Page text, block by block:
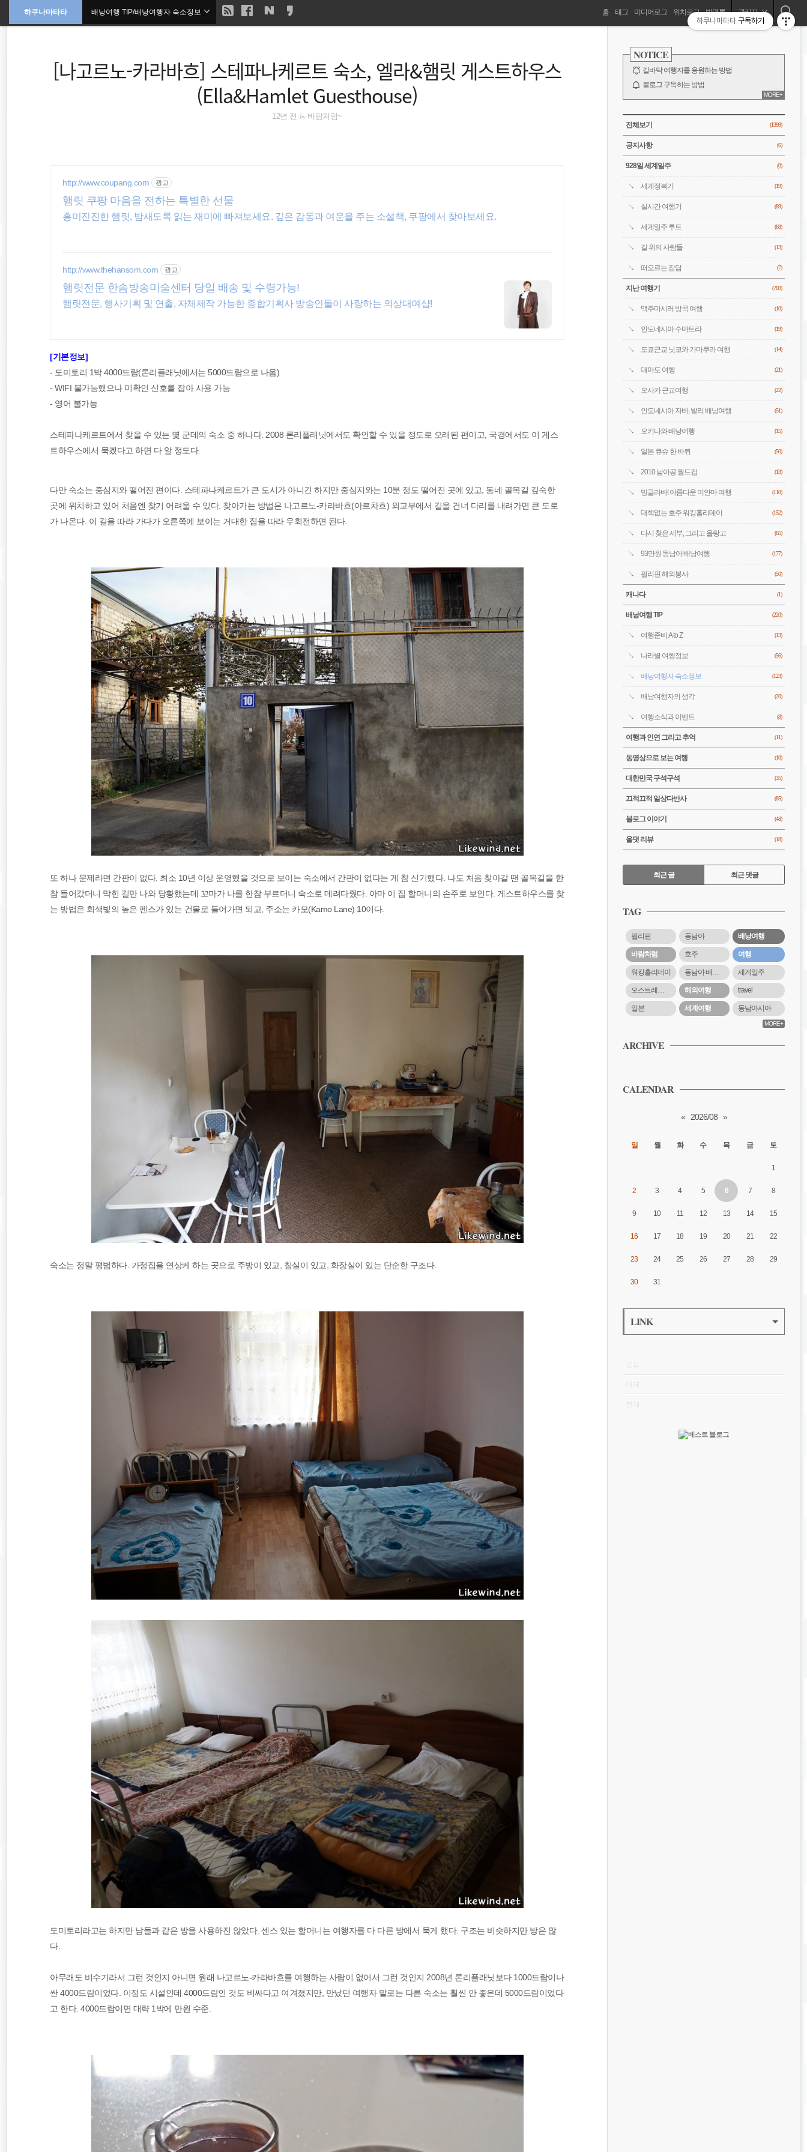
문
하쿠나마타타 현
::
배낭여행 TIP/배낭여행자 숙소정보 홈 태그 미디어로그 위치로그 방명록 관리자
[나고르노-카라바흐] 스테파나케르트 숙소, 엘라&햄릿 게스트하우스
(Ella&Hamlet Guesthouse)
12년 전 by바람처럼~
http://www.coupang.com 광고
햄릿 쿠팡 마음을 전하는 특별한 선물
흥미진진한 햄릿, 밤새도록 읽는 재미에 빠져보세요. 깊은 감동과 여운을 주는 소설책, 쿠팡에서 찾아보세요.
http://www.thehansom.com 광고
햄릿전문 한솜방송미술센터 당일 배송 및 수령가능!
햄릿전문, 행사기획 및 연출, 자체제작 가능한 종합기획사 방송인들이 사랑하는 의상대여샵!
[기본정보]
- 도미토리 1박 4000드람(론리플래닛에서는 5000드람으로 나옴)
- WIFI 불가능했으나 미확인 신호를 잡아 사용 가능
- 영어 불가능
스테파나케르트에서 찾을 수 있는 몇 군데의 숙소 중 하나다. 2008 론리플래닛에서도 확인할 수 있을 정도로 오래된 편이고, 국경에서도 이 게스
트하우스에서 묵겠다고 하면 다 알 정도다.
다만 숙소는 중심지와 떨어진 편이다. 스테파나케르트가 큰 도시가 아니긴 하지만 중심지와는 10분 정도 떨어진 곳에 있고, 동네 골목길 깊숙한
곳에 위치하고 있어 처음엔 찾기 어려울 수 있다. 찾아가는 방법은 나고르노-카라바흐(아르차흐) 외교부에서 길을 건너 다리를 내려가면 큰 도로
가 나온다. 이 길을 따라 가다가 오른쪽에 보이는 거대한 집을 따라 우회전하면 된다.
또 하나 문제라면 간판이 없다. 최소 10년 이상 운영했을 것으로 보이는 숙소에서 간판이 없다는 게 참 신기했다. 나도 처음 찾아갈 땐 골목길을 한
참 들어갔더니 막힌 길만 나와 당황했는데 꼬마가 나를 한참 부르더니 숙소로 데려다줬다. 아마 이 집 할머니의 손주로 보인다. 게스트하우스를 찾
는 방법은 회색빛의 높은 펜스가 있는 건물로 들어가면 되고, 주소는 카모(Kamo Lane) 10이다.
숙소는 정말 평범하다. 가정집을 연상케 하는 곳으로 주방이 있고, 침실이 있고, 화장실이 있는 단순한 구조다.
도미토리라고는 하지만 남들과 같은 방을 사용하진 않았다. 센스 있는 할머니는 여행자를 다 다른 방에서 묵게 했다. 구조는 비슷하지만 방은 많
다.
아무래도 비수기라서 그런 것인지 아니면 원래 나고르노-카라바흐를 여행하는 사람이 없어서 그런 것인지 2008년 론리플래닛보다 1000드람이나
싼 4000드람이었다. 이정도 시설인데 4000드람인 것도 비싸다고 여겨졌지만, 만났던 여행자 말로는 다른 숙소는 훨씬 안 좋은데 5000드람이었다
고 한다. 4000드람이면 대략 1박에 만원 수준.
NOTICE
길바닥 여행자를 응원하는 방법
블로그 구독하는 방법
바람처럼은 누구?
전체 보기
MORE+
CATEGORY
전체보기 (1399)
공지사항 (6)
928일 세계일주 (0)
세계정복기 (19)
실시간 여행기 (89)
세계일주 루트 (68)
길 위의 사람들 (13)
떠오르는 잡담 (7)
지난 여행기 (769)
맥주마시러 방콕 여행 (10)
인도네시아 수마트라 (19)
도쿄근교 닛코와 가마쿠라 여행 (14)
대마도 여행 (21)
오사카 근교여행 (22)
인도네시아 자바, 발리 배낭여행 (51)
오키나와 배낭여행 (15)
일본 큐슈 한 바퀴 (50)
2010 남아공 월드컵 (13)
밍글라바! 아름다운 미얀마 여행 (110)
대책없는 호주 워킹홀리데이 (152)
다시 찾은 세부, 그리고 올랑고 (65)
93만원 동남아 배낭여행 (177)
필리핀 해외봉사 (50)
캐나다 (1)
배낭여행 TIP (220)
여행준비 A to Z (13)
나라별 여행정보 (56)
배낭여행자 숙소정보 (123)
배낭여행자의 생각 (20)
여행소식과 이벤트 (8)
여행과 인연 그리고 추억 (11)
동영상으로 보는 여행 (10)
대한민국 구석구석 (35)
끄적끄적 일상다반사 (85)
블로그 이야기 (48)
올댓 리뷰 (18)
RECENTLY
최근 글 최근 댓글
근
글
TAG
필리핀 동남아 배낭여행
바람처럼 호주 여행
워킹홀리데이 동남아 배낭여행 세계일주
오스트레일리아 해외여행 travel
일본 세계여행 동남아시아
MORE+
ARCHIVE
CALENDAR
« 2026/08 »
일 월 화 수 목 금 토
1
2 3 4 5 6 7 8
9 10 11 12 13 14 15
16 17 18 19 20 21 22
23 24 25 26 27 28 29
30 31
LINK
오늘
어제
전체
검
배낭여행
바람처럼
여행
하쿠나마타타 구독하기